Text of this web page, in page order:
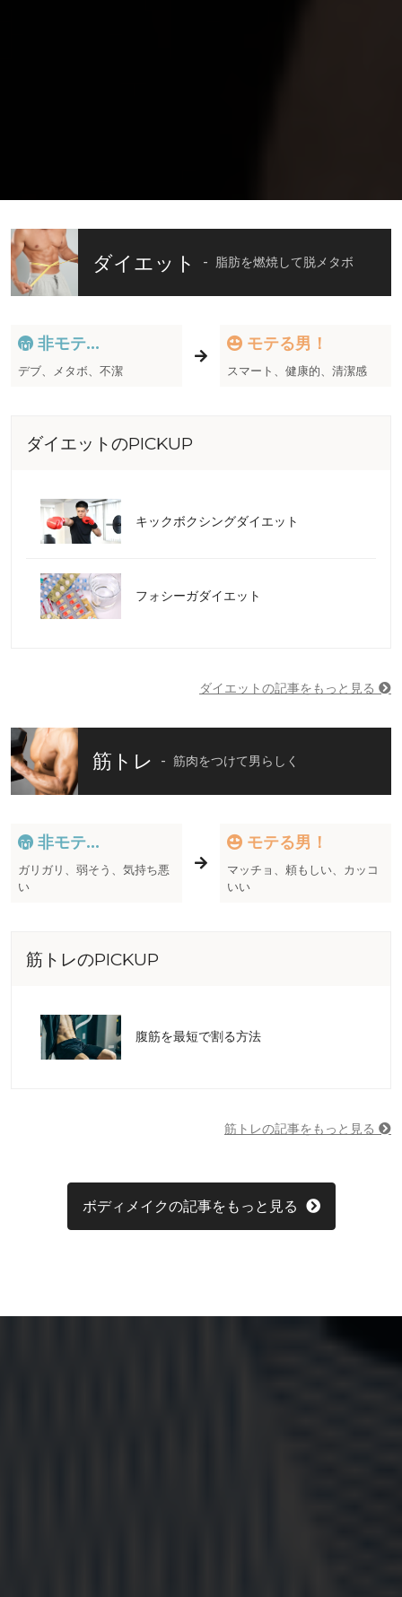
ダイエット 脂肪を燃焼して脱メタボ
非モテ...
デブ、メタボ、不潔
モテる男！
スマート、健康的、清潔感
ダイエットのPICKUP
キックボクシングダイエット
フォシーガダイエット
ダイエットの記事をもっと見る
筋トレ 筋肉をつけて男らしく
非モテ...
ガリガリ、弱そう、気持ち悪
い
モテる男！
マッチョ、頼もしい、カッコ
いい
筋トレのPICKUP
腹筋を最短で割る方法
筋トレの記事をもっと見る
ボディメイクの記事をもっと見る